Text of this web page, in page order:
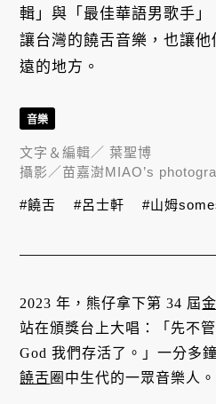
輯」與「最佳華語男歌手」
讓台灣的饒舌音樂，也讓
遠的地方。
2023 年，熊仔拿下第 34 屆
站在頒獎台上大唱：「先不
God 我們存活了。」一分多
饒舌圈中生代的一眾音樂人。
音樂
文字＆編輯／ 葉聖博
攝影／苗嘉澍MIAO’s
#饒舌 #呂士軒 #山姆